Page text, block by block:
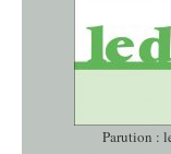
Parution :